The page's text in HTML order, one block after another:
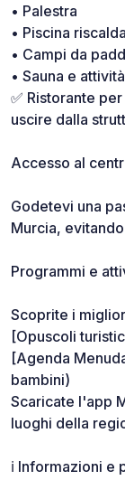
• Palestra
• Piscina
• Campi da
• Sauna e
✅ Ristorante
uscire dalla
Accesso al
Godetevi una
Murcia,
Programmi e
Scoprite i
[Opuscoli
[Agenda
bambini)
Scaricate l'app
luoghi della
ℹ️ Informazioni e